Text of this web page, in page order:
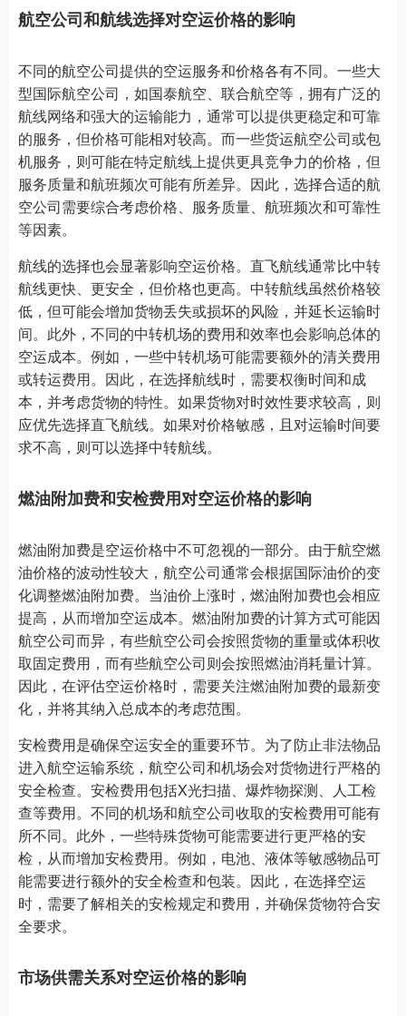
航空公司和航线选择对空运价格的影响
不同的航空公司提供的空运服务和价格各有不同。一些大
型国际航空公司，如国泰航空、联合航空等，拥有广泛的
航线网络和强大的运输能力，通常可以提供更稳定和可靠
的服务，但价格可能相对较高。而一些货运航空公司或包
机服务，则可能在特定航线上提供更具竞争力的价格，但
服务质量和航班频次可能有所差异。因此，选择合适的航
空公司需要综合考虑价格、服务质量、航班频次和可靠性
等因素。
航线的选择也会显著影响空运价格。直飞航线通常比中转
航线更快、更安全，但价格也更高。中转航线虽然价格较
低，但可能会增加货物丢失或损坏的风险，并延长运输时
间。此外，不同的中转机场的费用和效率也会影响总体的
空运成本。例如，一些中转机场可能需要额外的清关费用
或转运费用。因此，在选择航线时，需要权衡时间和成
本，并考虑货物的特性。如果货物对时效性要求较高，则
应优先选择直飞航线。如果对价格敏感，且对运输时间要
求不高，则可以选择中转航线。
燃油附加费和安检费用对空运价格的影响
燃油附加费是空运价格中不可忽视的一部分。由于航空燃
油价格的波动性较大，航空公司通常会根据国际油价的变
化调整燃油附加费。当油价上涨时，燃油附加费也会相应
提高，从而增加空运成本。燃油附加费的计算方式可能因
航空公司而异，有些航空公司会按照货物的重量或体积收
取固定费用，而有些航空公司则会按照燃油消耗量计算。
因此，在评估空运价格时，需要关注燃油附加费的最新变
化，并将其纳入总成本的考虑范围。
安检费用是确保空运安全的重要环节。为了防止非法物品
进入航空运输系统，航空公司和机场会对货物进行严格的
安全检查。安检费用包括X光扫描、爆炸物探测、人工检
查等费用。不同的机场和航空公司收取的安检费用可能有
所不同。此外，一些特殊货物可能需要进行更严格的安
检，从而增加安检费用。例如，电池、液体等敏感物品可
能需要进行额外的安全检查和包装。因此，在选择空运
时，需要了解相关的安检规定和费用，并确保货物符合安
全要求。
市场供需关系对空运价格的影响